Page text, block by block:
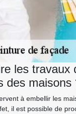
les travaux
des maisons
à embellir les
il est possible de